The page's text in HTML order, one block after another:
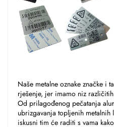
Naše metalne oznake značke i
rješenje, jer imamo niz
Od prilagođenog pečatanja
ubrizgavanja topljenih metalnih
iskusni tim će raditi s vama